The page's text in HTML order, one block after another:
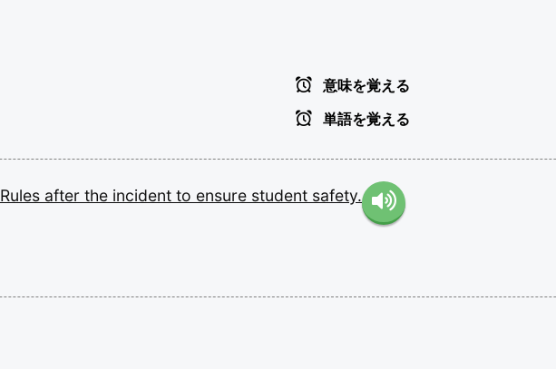
意味を覚える
単語を覚える
Rules after the incident to ensure student safety.